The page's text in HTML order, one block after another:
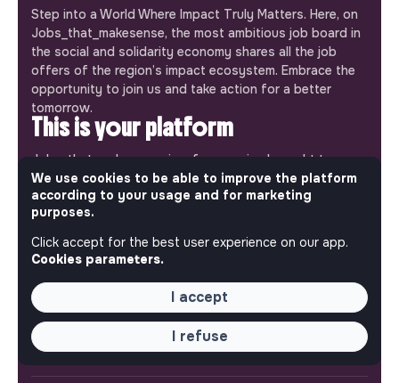
Step into a World Where Impact Truly Matters. Here, on
Jobs_that_makesense, the most ambitious job board in
the social and solidarity economy shares all the job
offers of the region’s impact ecosystem. Embrace the
opportunity to join us and take action for a better
tomorrow.
This is your platform
Jobs_that_makesense is a free service brought to you
by the makesense association. Use its potential to
accelerate your projects and contribute to building a
more respectful, inclusive and sustainable society.
Our mobile app
Get jobs that make sense on your phone so you never
miss an opportunity.
iPhone Android
We use cookies to be able to improve the platform
according to your usage and for marketing
purposes.
Click accept for the best user experience on our app.
Cookies parameters.
I accept
I refuse